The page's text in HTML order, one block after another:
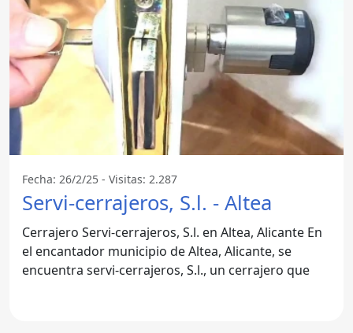
Fecha: 26/2/25 - Visitas: 2.287
Servi-cerrajeros, S.l. - Altea
Cerrajero Servi-cerrajeros, S.l. en Altea, Alicante En
el encantador municipio de Altea, Alicante, se
encuentra servi-cerrajeros, S.l., un cerrajero que